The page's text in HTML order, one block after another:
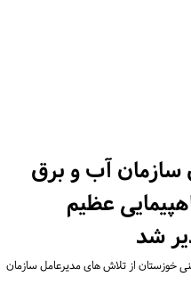
سازمان آب و برق
عظیم
شد
خوزستان از تلاش های مدیرعامل سازمان